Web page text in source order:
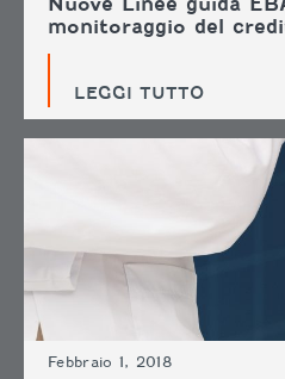
monitoraggio del
LEGGI TUTTO
Febbraio 1, 2018